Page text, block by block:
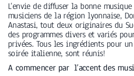
L’envie de diffuser la bonne
musiciens de la région lyonnaise,
Anastasi, tout deux originaires du
des programmes divers et variés
privées. Tous les ingrédients pour
soirée italienne, sont réunis!
A commencer par l’accent des